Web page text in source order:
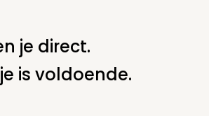
van der Putten
pagina
je direct.
is voldoende.